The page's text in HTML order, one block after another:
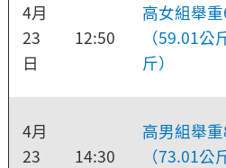
4月
23
日
12:50
高女組舉重
（59.01
斤）
4月
23
14:30
高男組舉重
（73.01